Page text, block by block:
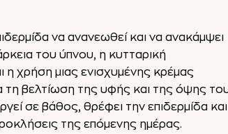
να ανανεωθεί και να ανακάμψει
του ύπνου, η κυτταρική
η χρήση μιας ενισχυμένης κρέμας
τη βελτίωση της υφής και της όψης
σε βάθος, θρέφει την επιδερμίδα και
της επόμενης ημέρας.